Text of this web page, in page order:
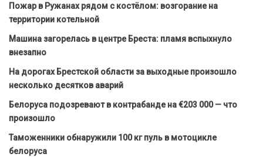
Пожар в Ружанах рядом с костёлом: возгорание на
территории котельной
Машина загорелась в центре Бреста: пламя вспыхнуло
внезапно
На дорогах Брестской области за выходные произошло
несколько десятков аварий
Белоруса подозревают в контрабанде на €203 000 — что
произошло
Таможенники обнаружили 100 кг пуль в мотоцикле
белоруса